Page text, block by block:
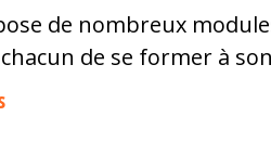
de nombreux
de se former à